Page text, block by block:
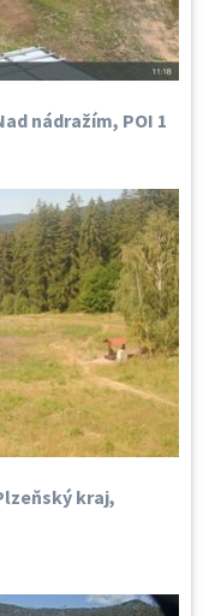
nádražím, POI 1
kraj,